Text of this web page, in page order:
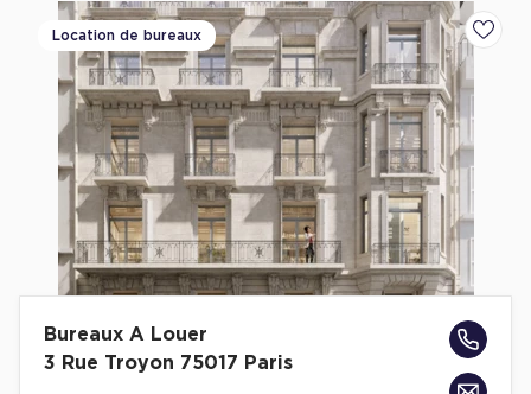
Location de bureaux
Bureaux A Louer
3 Rue Troyon 75017 Paris